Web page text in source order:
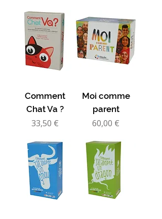
Comment
Chat Va ?
Prix
33,50 €
Moi comme
parent
Prix
60,00 €